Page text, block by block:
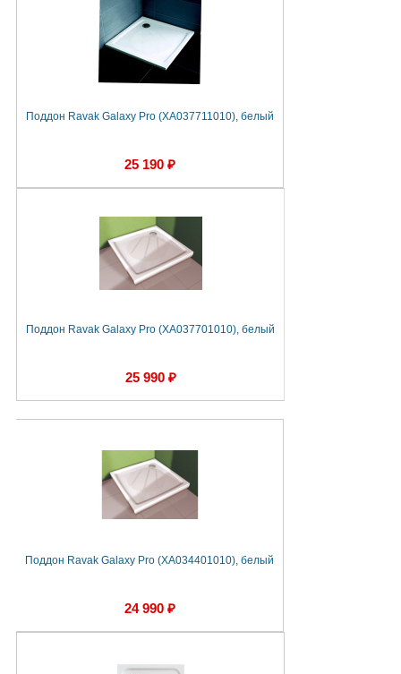
Поддон Ravak Galaxy Pro (XA037711010), белый
25 190 ₽
Поддон Ravak Galaxy Pro (XA037701010), белый
25 990 ₽
Поддон Ravak Galaxy Pro (XA034401010), белый
24 990 ₽